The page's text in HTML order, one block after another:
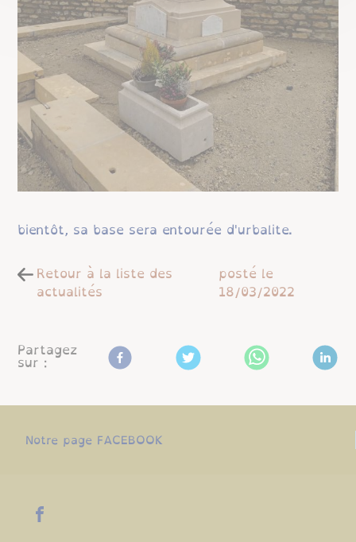
bientôt, sa base sera entourée d'urbalite.
Retour à la liste des
actualités
posté le
18/03/2022
Partagez
sur :
Notre page FACEBOOK